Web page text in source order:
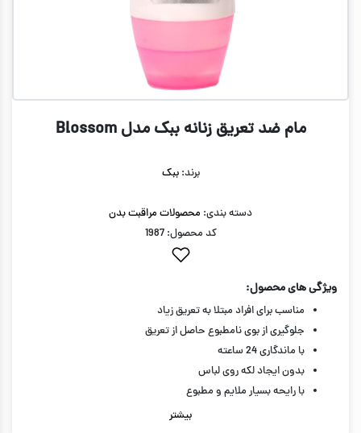
مام ضد تعریق زنانه ببک مدل Blossom
برند:ببک
دسته بندی: محصولات مراقبت بدن
کد محصول: 1987
ویژگی های محصول:
مناسب برای افراد مبتلا به تعریق زیاد
جلوگیری از بوی نامطبوع حاصل از تعریق
با ماندگاری 24 ساعته
بدون ایجاد لکه روی لباس
با رایحه بسیار ملایم و مطبوع
بیشتر